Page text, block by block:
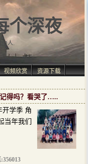
个深夜
由人.
视频欣赏
资源下载
得吗？看哭了…..
学季 角
当年我们
:356013